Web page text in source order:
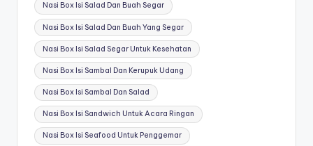
Nasi Box Isi Salad Dan Buah Segar
Nasi Box Isi Salad Dan Buah Yang Segar
Nasi Box Isi Salad Segar Untuk Kesehatan
Nasi Box Isi Sambal Dan Kerupuk Udang
Nasi Box Isi Sambal Dan Salad
Nasi Box Isi Sandwich Untuk Acara Ringan
Nasi Box Isi Seafood Untuk Penggemar